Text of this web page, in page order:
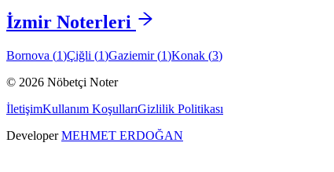
İzmir Noterleri
Bornova (1)Çiğli (1)Gaziemir(1)Konak (3)
© 2026 Nöbetçi Noter
İletişimKullanım KoşullarıGizlilik Politikası
DeveloperMEHMET ERDOĞAN